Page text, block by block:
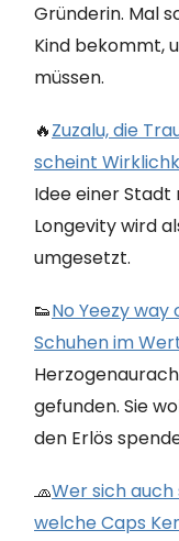
Gründerin. Mal
Kind bekommt,
müssen.
🔥Zuzalu, die
scheint
Idee einer
Longevity wird
umgesetzt.
👟No Yeezy
Schuhen im
gefunden. Sie
den Erlös
🧢Wer sich
welche Caps